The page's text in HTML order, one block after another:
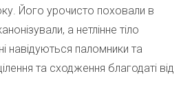
Його урочисто поховали в
а нетлінне тіло
навідуються паломники та
та сходження благодаті від